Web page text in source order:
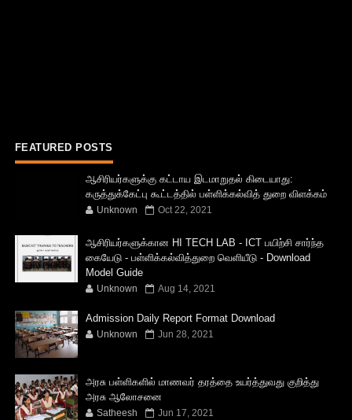
FEATURED POSTS
ஆசிரியர்களுக்கு கட்டாய இடமாறுதல் கிடையாது:
கருத்துக்கேட்பு கூட்டத்தில் பள்ளிக்கல்வித் துறை விளக்கம்
Unknown Oct 22, 2021
ஆசிரியர்களுக்கான HI TECH LAB - ICT பயிற்சி சார்ந்த
கையேடு - பள்ளிக்கல்வித்துறை வெளியீடு - Download
Model Guide
Unknown Aug 14, 2021
Admission Daily Report Format Download
Unknown Jun 28, 2021
அரசு பள்ளிகளில் மாணவர் தரத்தை உயர்த்துவது குறித்து
அரசு ஆலோசனை
Satheesh Jun 17, 2021